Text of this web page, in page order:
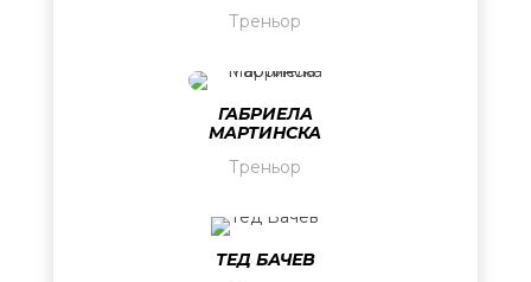
Треньор
ГАБРИЕЛА
МАРТИНСКА
Треньор
ТЕД БАЧЕВ